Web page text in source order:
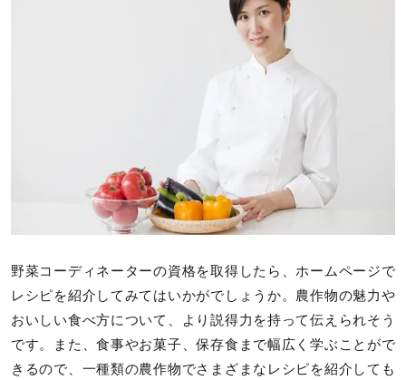
野菜コーディネーターの資格を取得したら、ホームページで
レシピを紹介してみてはいかがでしょうか。農作物の魅力や
おいしい食べ方について、より説得力を持って伝えられそう
です。また、食事やお菓子、保存食まで幅広く学ぶことがで
きるので、一種類の農作物でさまざまなレシピを紹介しても